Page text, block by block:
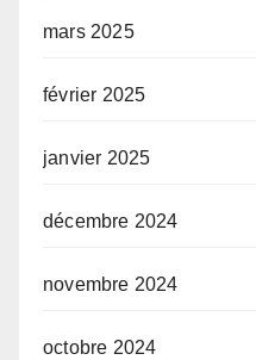
mars 2025
février 2025
janvier 2025
décembre 2024
novembre 2024
octobre 2024